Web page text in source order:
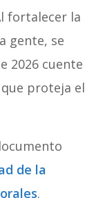
fortalecer la
gente, se
2026 cuente
proteja el
de la
.